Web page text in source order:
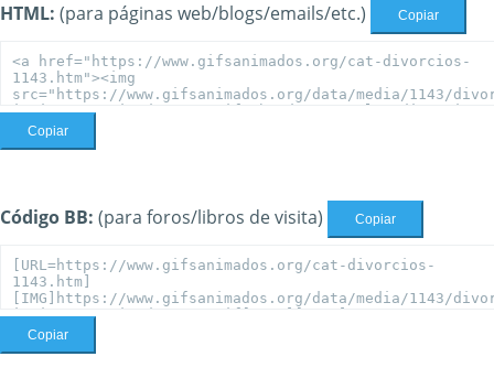
HTML: (para páginas web/blogs/emails/etc.) Copiar
Copiar
Código BB: (para foros/libros de visita) Copiar
Copiar